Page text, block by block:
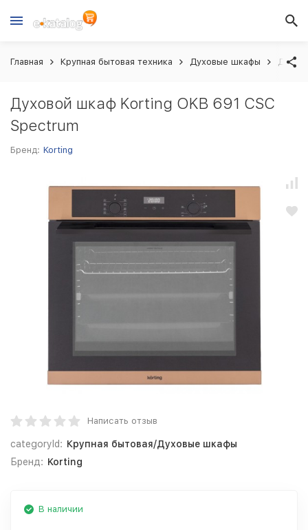
Главная Крупная бытовая техника Духовые шкафы
Духовой шкаф Korting OKB 691 CSC
Spectrum
Бренд: Korting
Написать отзыв
categoryId: Крупная бытовая/Духовые шкафы
Бренд: Korting
В наличии